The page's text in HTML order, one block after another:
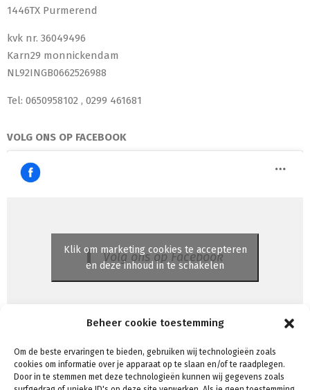
Beheer cookie toestemming
Om de beste ervaringen te bieden, gebruiken wij technologieën zoals
cookies om informatie over je apparaat op te slaan en/of te raadplegen.
Door in te stemmen met deze technologieën kunnen wij gegevens zoals
1446TX Purmerend
kvk nr. 36049496
Karn29 monnickendam
NL92INGB0662526988
Tel: 0650958102 , 0299 461681
VOLG ONS OP FACEBOOK
Volg ons op Facebook
Klik om marketing cookies te accepteren
en deze inhoud in te schakelen